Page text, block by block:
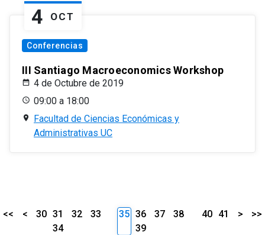
4 OCT
Conferencias
III Santiago Macroeconomics Workshop
4 de Octubre de 2019
09:00 a 18:00
Facultad de Ciencias Económicas y
Administrativas UC
<< < 30 31 32
33
34
35 36 37
38
39
40 41 > >>